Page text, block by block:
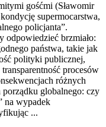
gośćmi (Sławomir
supermocarstwa,
policjanta”.
odpowiedzieć brzmiało:
państwa, takie jak
polityki publicznej,
procesów
różnych
globalnego: czy
na wypadek
...